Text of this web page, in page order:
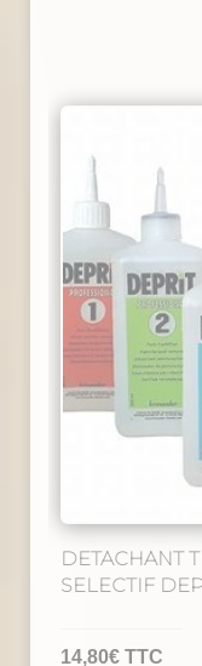
DETACHANT
SELECTIF
14,80€ TTC